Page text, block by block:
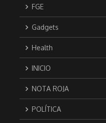
FGE
Gadgets
Health
INICIO
NOTA ROJA
POLÍTICA